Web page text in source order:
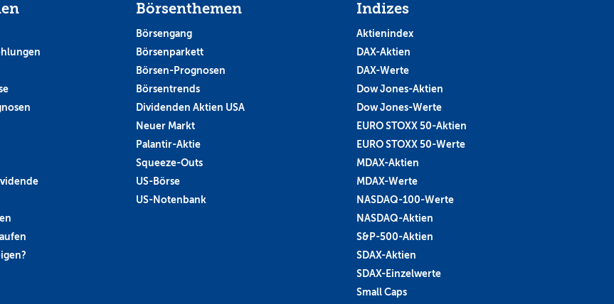
Börsenthemen
Börsengang
Börsenparkett
Börsen-Prognosen
Börsentrends
Dividenden Aktien USA
Neuer Markt
Palantir-Aktie
Squeeze-Outs
US-Börse
US-Notenbank
Indizes
Aktienindex
DAX-Aktien
DAX-Werte
Dow Jones-Aktien
Dow Jones-Werte
EURO STOXX 50-Aktien
EURO STOXX 50-Werte
MDAX-Aktien
MDAX-Werte
NASDAQ-100-Werte
NASDAQ-Aktien
S&P-500-Aktien
SDAX-Aktien
SDAX-Einzelwerte
Small Caps